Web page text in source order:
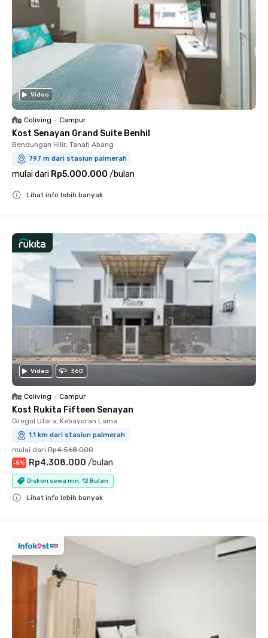
Video
Coliving • Campur
Kost Senayan Grand Suite Benhil
Bendungan Hilir, Tanah Abang
797 m dari stasiun palmerah
mulai dari Rp5.000.000 /bulan
Lihat info lebih banyak
Video 360
Coliving • Campur
Kost Rukita Fifteen Senayan
Grogol Utara, Kebayoran Lama
1.1 km dari stasiun palmerah
mulai dari Rp4.568.000
-5% Rp4.308.000 /bulan
Diskon sewa min. 12 Bulan
Lihat info lebih banyak